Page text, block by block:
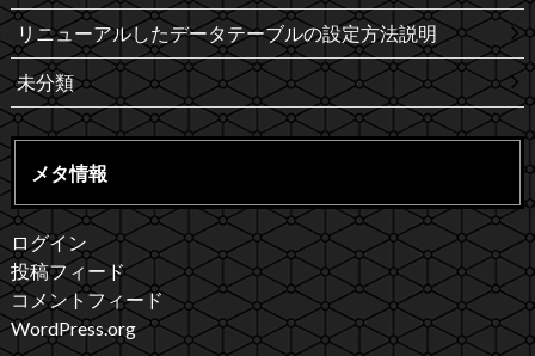
リニューアルしたデータテーブルの設定方法説明
未分類
メタ情報
ログイン
投稿フィード
コメントフィード
WordPress.org